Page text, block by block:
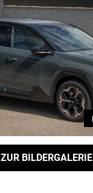
ZUR BILDERGALERIE